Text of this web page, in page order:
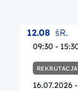
12.08 śR.
09:30 -
16.07.2026